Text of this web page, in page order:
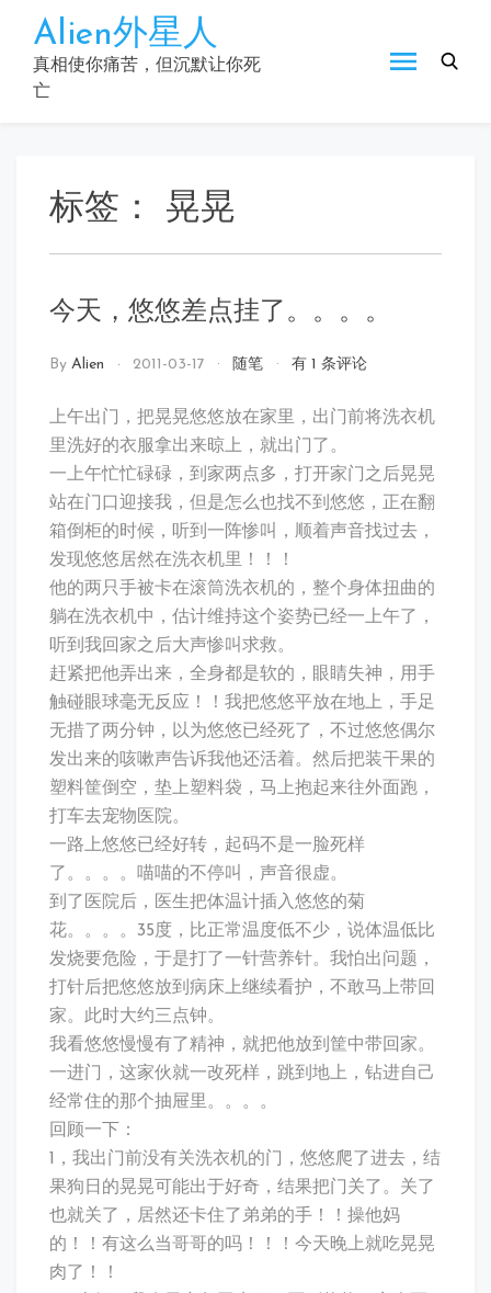
content
Alien外星人
真相使你痛苦，但沉默让你死
亡
标签： 晃晃
今天，悠悠差点挂了。。。。
By Alien 2011-03-17 随笔
今
悠
差
点
挂
了。。。。
有 1 条评论
上午出门，把晃晃悠悠放在家里，出门前将洗衣机
里洗好的衣服拿出来晾上，就出门了。
一上午忙忙碌碌，到家两点多，打开家门之后晃晃
站在门口迎接我，但是怎么也找不到悠悠，正在翻
箱倒柜的时候，听到一阵惨叫，顺着声音找过去，
发现悠悠居然在洗衣机里！！！
他的两只手被卡在滚筒洗衣机的，整个身体扭曲的
躺在洗衣机中，估计维持这个姿势已经一上午了，
听到我回家之后大声惨叫求救。
赶紧把他弄出来，全身都是软的，眼睛失神，用手
触碰眼球毫无反应！！我把悠悠平放在地上，手足
无措了两分钟，以为悠悠已经死了，不过悠悠偶尔
发出来的咳嗽声告诉我他还活着。然后把装干果的
塑料筐倒空，垫上塑料袋，马上抱起来往外面跑，
打车去宠物医院。
一路上悠悠已经好转，起码不是一脸死样
了。。。。喵喵的不停叫，声音很虚。
到了医院后，医生把体温计插入悠悠的菊
花。。。。35度，比正常温度低不少，说体温低比
发烧要危险，于是打了一针营养针。我怕出问题，
打针后把悠悠放到病床上继续看护，不敢马上带回
家。此时大约三点钟。
我看悠悠慢慢有了精神，就把他放到筐中带回家。
一进门，这家伙就一改死样，跳到地上，钻进自己
经常住的那个抽屉里。。。。
回顾一下：
1，我出门前没有关洗衣机的门，悠悠爬了进去，结
果狗日的晃晃可能出于好奇，结果把门关了。关了
也就关了，居然还卡住了弟弟的手！！操他妈
的！！有这么当哥哥的吗！！！今天晚上就吃晃晃
肉了！！